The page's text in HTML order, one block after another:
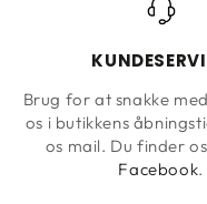
Brug for at snakke
os i butikkens
os mail. Du finder
Facebook.